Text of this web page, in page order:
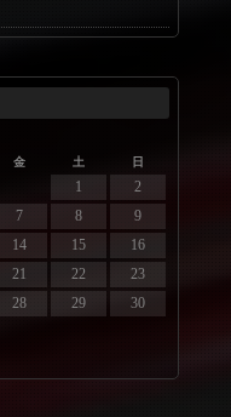
金 土 日
1
2
7 8
9
14 15
16
21 22
23
28 29
30